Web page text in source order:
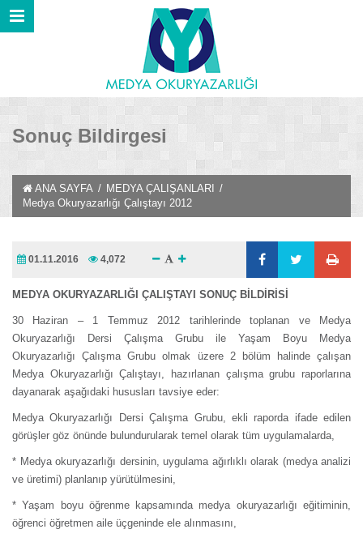
Sonuç Bildirgesi
ANA SAYFA / MEDYA ÇALIŞANLARI
/
Medya Okuryazarlığı Çalıştayı 2012
01.11.2016 4,072
MEDYA OKURYAZARLIĞI ÇALIŞTAYI SONUÇ BİLDİRİSİ
30 Haziran – 1 Temmuz 2012 tarihlerinde toplanan ve Medya
Okuryazarlığı Dersi Çalışma Grubu ile Yaşam Boyu Medya
Okuryazarlığı Çalışma Grubu olmak üzere 2 bölüm halinde çalışan
Medya Okuryazarlığı Çalıştayı, hazırlanan çalışma grubu raporlarına
dayanarak aşağıdaki hususları tavsiye eder:
Medya Okuryazarlığı Dersi Çalışma Grubu, ekli raporda ifade edilen
görüşler göz önünde bulundurularak temel olarak tüm uygulamalarda,
* Medya okuryazarlığı dersinin, uygulama ağırlıklı olarak (medya analizi
ve üretimi) planlanıp yürütülmesini,
* Yaşam boyu öğrenme kapsamında medya okuryazarlığı eğitiminin,
öğrenci öğretmen aile üçgeninde ele alınmasını,